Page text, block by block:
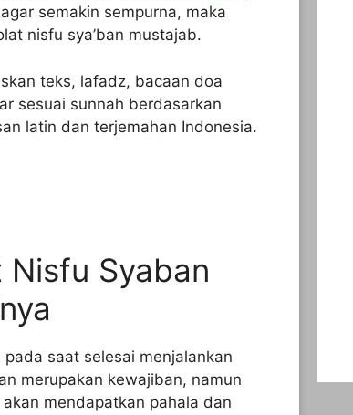
semakin sempurna, maka
nisfu sya’ban mustajab.
teks, lafadz, bacaan doa
sesuai sunnah berdasarkan
latin dan terjemahan Indonesia.
Nisfu Syaban
saat selesai menjalankan
merupakan kewajiban, namun
mendapatkan pahala dan